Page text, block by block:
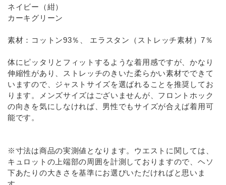
ネイビー（紺）
カーキグリーン
素材：コットン93％、 エラスタン（ストレッチ素材）7％
体にピッタリとフィットするような着用感ですが、かなり
伸縮性があり、ストレッチのきいた柔らかい素材でできて
いますので、ジャストサイズを選ばれることを推奨してお
ります。メンズサイズはございませんが、フロントホック
の向きを気にしなければ、男性でもサイズが合えば着用可
能です。
※寸法は商品の実測値となります。ウエストに関しては、
キュロットの上端部の周囲を計測しておりますので、ヘソ
下あたりの大きさを基準にお選びいただければと思いま